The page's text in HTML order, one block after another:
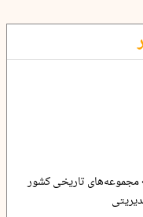
مجموعه‌های تاریخی کشور